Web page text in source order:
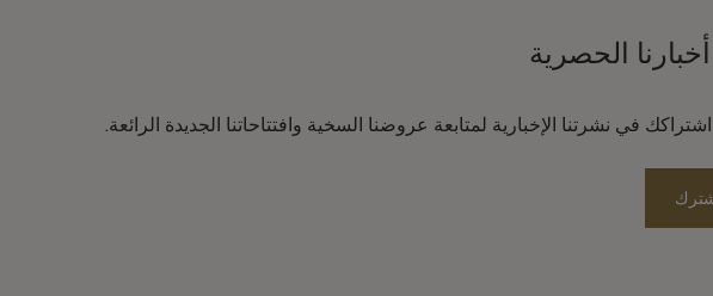
أخبارنا الحصرية
في نشرتنا الإخبارية لمتابعة عروضنا السخية وافتتاحاتنا الجديدة الرائعة.